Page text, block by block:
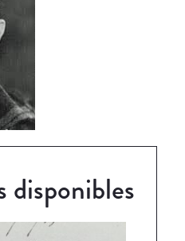
disponibles